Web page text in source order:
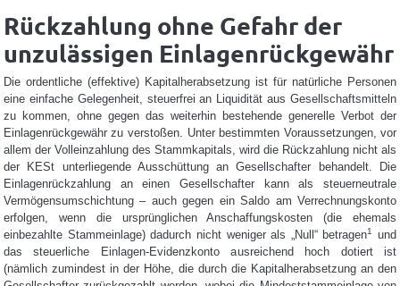
Rückzahlung ohne Gefahr der
unzulässigen Einlagenrückgewähr
Die ordentliche (effektive) Kapitalherabsetzung ist für natürliche Personen
eine einfache Gelegenheit, steuerfrei an Liquidität aus Gesellschaftsmitteln
zu kommen, ohne gegen das weiterhin bestehende generelle Verbot der
Einlagenrückgewähr zu verstoßen. Unter bestimmten Voraussetzungen, vor
allem der Volleinzahlung des Stammkapitals, wird die Rückzahlung nicht als
der KESt unterliegende Ausschüttung an Gesellschafter behandelt. Die
Einlagenrückzahlung an einen Gesellschafter kann als steuerneutrale
Vermögensumschichtung – auch gegen ein Saldo am Verrechnungskonto
erfolgen, wenn die ursprünglichen Anschaffungskosten (die ehemals
einbezahlte Stammeinlage) dadurch nicht weniger als „Null“ betragen1
und
das steuerliche Einlagen-Evidenzkonto ausreichend hoch dotiert ist
(nämlich zumindest in der Höhe, die durch die Kapitalherabsetzung an den